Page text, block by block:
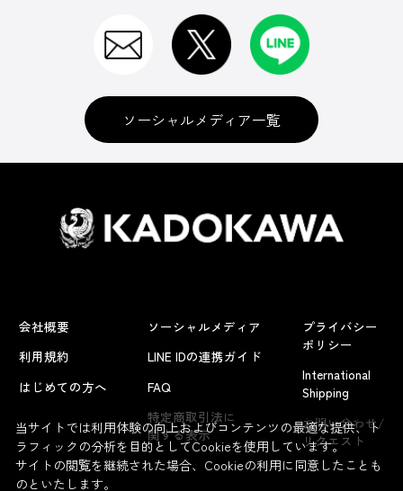
よくあるお問い合わせ
ソーシャルメディア一覧
会社概要
利用規約
はじめての方へ
ソーシャルメディア
LINE IDの連携ガイド
FAQ
特定商取引法に
関する表示
プライバシー
ポリシー
International
Shipping
お問い合わせ/
リクエスト
当サイトでは利用体験の向上およびコンテンツの最適な提供、ト
ラフィックの分析を目的としてCookieを使用しています。
サイトの閲覧を継続された場合、Cookieの利用に同意したことも
のといたします。